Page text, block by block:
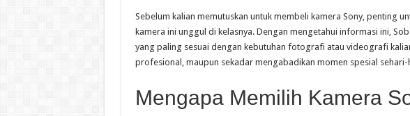
Sebelum kalian memutuskan untuk membeli kamera Sony, penting
kamera ini unggul di kelasnya. Dengan mengetahui informasi ini,
yang paling sesuai dengan kebutuhan fotografi atau videografi
profesional, maupun sekadar mengabadikan momen spesial sehari-
Mengapa Memilih Kamera